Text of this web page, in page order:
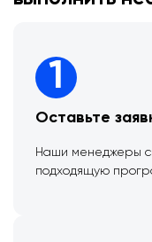
1
Оставьте
Наши менеджеры
подходящую